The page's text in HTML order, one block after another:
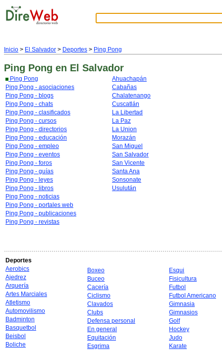
Inicio > El Salvador > Deportes > Ping Pong
Ping Pong en El Salvador
Ping Pong
Ping Pong - asociaciones
Ping Pong - blogs
Ping Pong - chats
Ping Pong - clasificados
Ping Pong - cursos
Ping Pong - directorios
Ping Pong - educación
Ping Pong - empleo
Ping Pong - eventos
Ping Pong - foros
Ping Pong - guías
Ping Pong - leyes
Ping Pong - libros
Ping Pong - noticias
Ping Pong - portales web
Ping Pong - publicaciones
Ping Pong - revistas
Ahuachapán
Cabañas
Chalatenango
Cuscatlán
La Libertad
La Paz
La Union
Morazán
San Miguel
San Salvador
San Vicente
Santa Ana
Sonsonate
Usulután
Deportes
Aerobics
Ajedrez
Arquería
Artes Marciales
Atletismo
Automovilismo
Badminton
Basquetbol
Beisbol
Boliche
Boxeo
Buceo
Cacería
Ciclismo
Clavados
Clubs
Defensa personal
En general
Equitación
Esgrima
Esqui
Fisicultura
Futbol
Futbol Americano
Gimnasia
Gimnasios
Golf
Hockey
Judo
Karate